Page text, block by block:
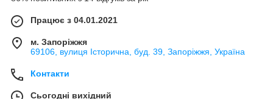
Працює з 04.01.2021
м. Запоріжжя
69106, вулиця Історична, буд. 39, Запоріжжя, Україна
Контакти
Сьогодні вихідний